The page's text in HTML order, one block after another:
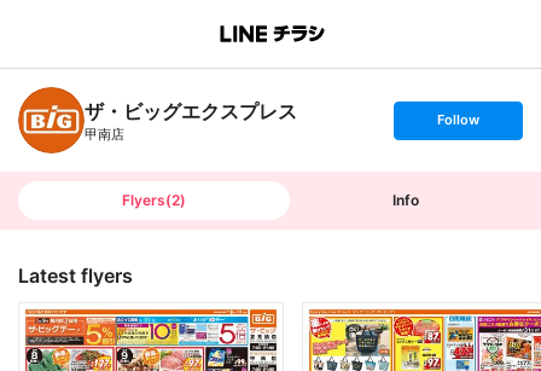
B
n
c
h
T
ザ・ビッグエクスプレス
甲南店
s
t
o
Follow
Flyers(2) Info
Latest flyers